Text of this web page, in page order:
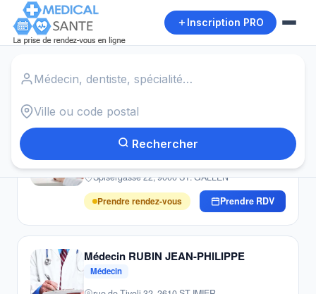
Inscription PRO
Rechercher
Autour de moi
20 résultats · Médecins · St Gallen
Médecin HEé HANSJöRG (-GRUNDER)
Spisergasse 22, 9000 ST. GALLEN
Prendre rendez-vous
Prendre RDV
Médecin RUBIN JEAN-PHILIPPE
Médecin